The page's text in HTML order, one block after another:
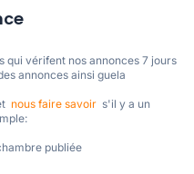
qui vérifent nos annonces 7 jours
annonces ainsi guela
nous faire savoir
  s'il y a un
publiée